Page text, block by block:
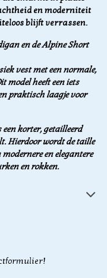
en moderniteit
blijft verrassen.
en de Alpine Short
vest met een normale,
model heeft een iets
praktisch laagje voor
korter, getailleerd
Hierdoor wordt de taille
en elegantere
en rokken.